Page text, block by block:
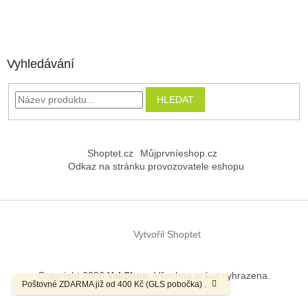
Poštovné ZDARMA již od 400 Kč (GLS pobočka) .
Vyhledávání
HLEDAT
Shoptet.cz
Můjprvníeshop.cz
Odkaz na stránku provozovatele eshopu
Vytvořil Shoptet
Copyright 2026VakShop. Všechna práva vyhrazena.